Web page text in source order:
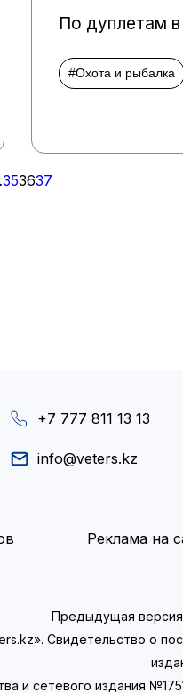
По дуплетам
#Охота и рыбалка
353637
+7 777 811 13 13
info@veters.kz
Реклама на
Предыдущая версия
Свидетельство о
и сетевого издания